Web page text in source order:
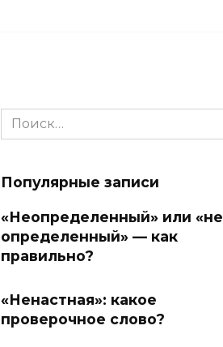
Search
for:
Популярные записи
«Неопределенный» или «не
определенный» — как
правильно?
«Ненастная»: какое
проверочное слово?